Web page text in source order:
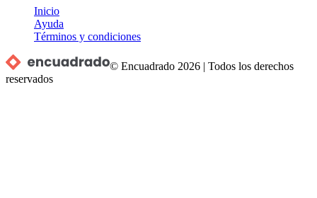
Inicio
Ayuda
Términos y condiciones
© Encuadrado 2026 |Todos los derechos
reservados